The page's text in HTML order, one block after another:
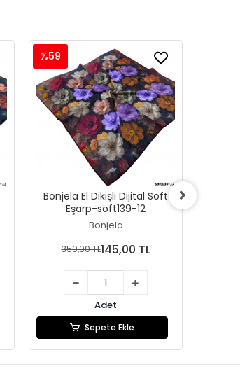
Bonjela El Dikişli Dijital Soft
Eşarp-soft139-12
Bonjela
%59
350,00 TL145,00 TL
Adet
Sepete Ekle